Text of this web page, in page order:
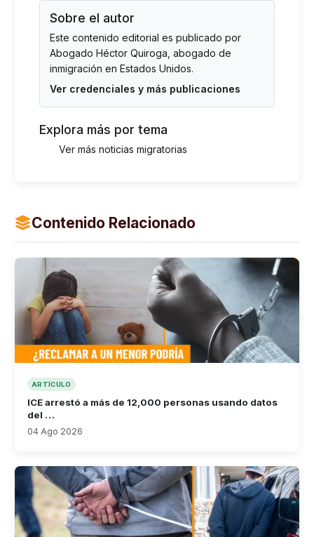
Sobre el autor
Este contenido editorial es publicado por
Abogado Héctor Quiroga , abogado de
inmigración en Estados Unidos.
Ver credenciales y más publicaciones
Explora más por tema
Ver más noticias migratorias
Contenido Relacionado
ARTÍCULO
ICE arrestó a más de 12,000 personas usando datos
del …
04 Ago 2026